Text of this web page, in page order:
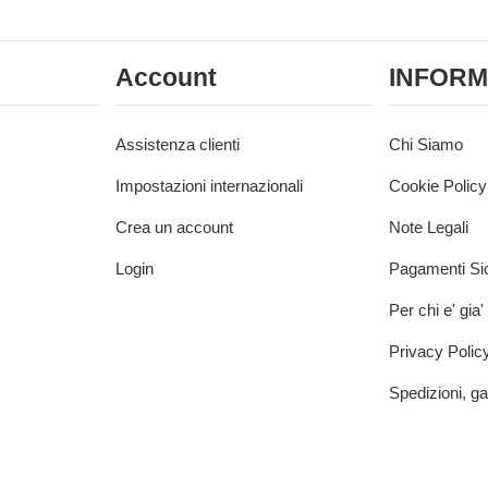
Account
Assistenza clienti
Impostazioni internazionali
Crea un account
Login
Chi Siamo
Cookie Policy
Note Legali
Pagamenti
Per chi e' gia'
Privacy
Spedizioni,